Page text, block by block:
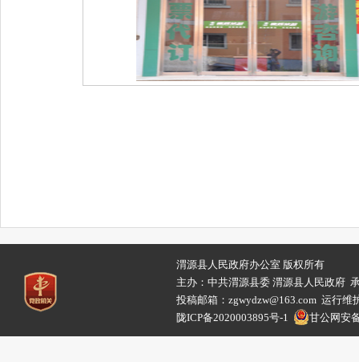
渭源县人民政府办公室 版权所有
主办：中共渭源县委 渭源县人民政府
投稿邮箱：zgwydzw@163.com 运行维
陇ICP备2020003895号-1
甘公网安